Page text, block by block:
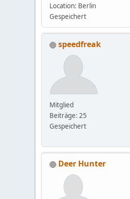
Location: Berlin
Gespeichert
speedfreak
Mitglied
Beiträge: 25
Gespeichert
Deer Hunter